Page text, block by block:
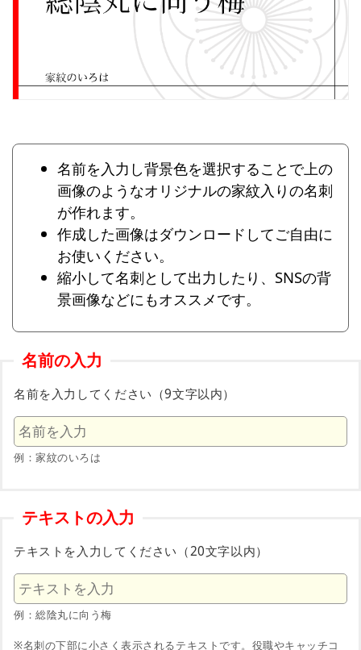
名前を入力し背景色を選択することで上の
画像のようなオリジナルの家紋入りの名刺
が作れます。
作成した画像はダウンロードしてご自由に
お使いください。
縮小して名刺として出力したり、SNSの背
景画像などにもオススメです。
名前の入力
名前を入力してください（9文字以内）
例：家紋のいろは
テキストの入力
テキストを入力してください（20文字以内）
例：総陰丸に向う梅
※名刺の下部に小さく表示されるテキストです。役職やキャッチコ